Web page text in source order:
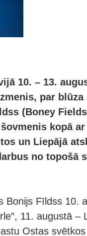
10. – 13.
par
(Boney
kopā
un Liepājā
no topošā
Bonijs Fīldss 10.
11. augustā –
Ostas